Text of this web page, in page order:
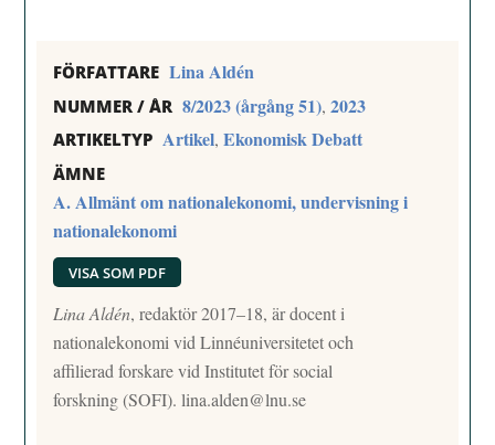
FÖRFATTARE Lina Aldén
NUMMER / ÅR 8/2023 (årgång 51),2023
ARTIKELTYP Artikel,Ekonomisk Debatt
ÄMNE
A. Allmänt om nationalekonomi, undervisning i
nationalekonomi
VISA SOM PDF
Lina Aldén, redaktör 2017–18, är docent i
nationalekonomi vid Linnéuniversitetet och
affilierad forskare vid Institutet för social
forskning (SOFI).lina.alden@lnu.se